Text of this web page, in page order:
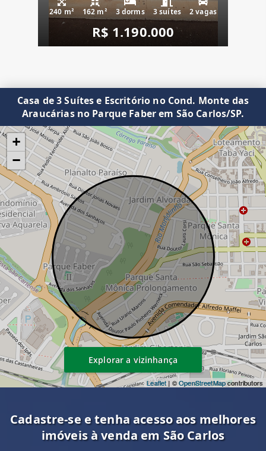
240 m² 162 m² 3 dorms 3 suítes 2 vagas
R$ 1.190.000
Casa de 3 Suítes e Escritório no Cond. Monte das
Araucárias no Parque Faber em São Carlos/SP.
+
−
Leaflet | ©OpenStreetMapcontributors
Explorar a vizinhança
Cadastre-se e tenha acesso aos melhores
imóveis à venda em São Carlos